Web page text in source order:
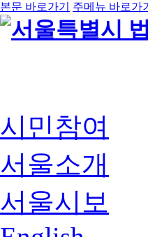
본문 바로가기 주메뉴 바로가기
시민참여
서울소개
서울시보